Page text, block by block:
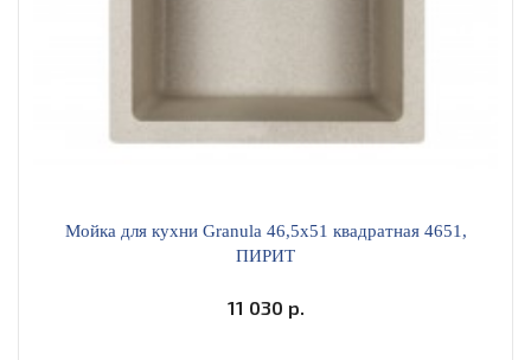
Мойка для кухни Granula 46,5х51 квадратная 4651,
ПИРИТ
11 030 р.